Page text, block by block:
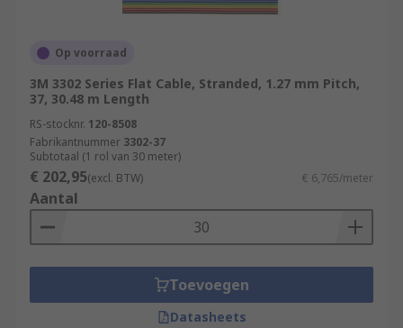
Op voorraad
3M 3302 Series Flat Cable, Stranded, 1.27 mm Pitch,
37, 30.48 m Length
RS-stocknr. 120-8508
Fabrikantnummer 3302-37
Subtotaal (1 rol van 30 meter)
€ 202,95(excl. BTW) € 6,765/meter
Aantal
Toevoegen
Datasheets